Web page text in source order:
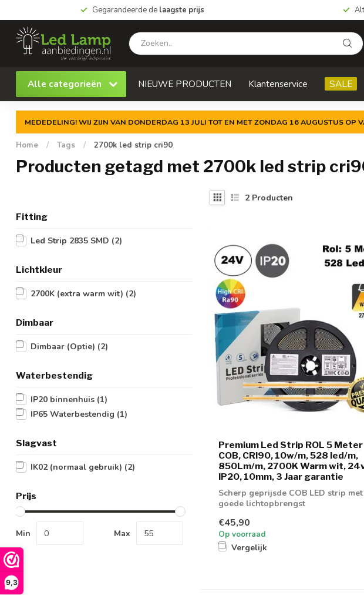
9,3
Gegarandeerde de laagste prijs
Alle categorieën NIEUWE PRODUCTEN Klantenservice SALE
MEDEDELING! WIJ ZIJN VAN DONDERDAG 13 JULI TOT EN MET ZONDAG 16 AUGUSTUS
Home / Tags / 2700k led strip cri90
Producten getagd met 2700k led strip
Fitting
Led Strip 2835 SMD (2)
Lichtkleur
2700K (extra warm wit) (2)
Dimbaar
Dimbaar (Optie) (2)
Waterbestendig
IP20 binnenhuis (1)
IP65 Waterbestendig (1)
Slagvast
IK02 (normaal gebruik) (2)
Prijs
Min Max
2Producten
Premium Led Strip ROL 5 Meter
COB, CRI90, 10w/m, 528 led/m,
850Lm/m, 2700K Warm wit,
IP20, 10mm, 3 Jaar garantie
Scherp geprijsde COB LED strip met
goede lichtopbrengst
€45,90
Op voorraad
Vergelijk